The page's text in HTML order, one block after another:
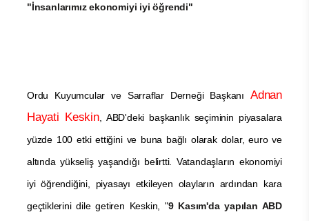
"İnsanlarımız ekonomiyi iyi öğrendi"
Ordu Kuyumcular ve Sarraflar Derneği Başkanı Adnan
Hayati Keskin, ABD'deki başkanlık seçiminin piyasalara
yüzde 100 etki ettiğini ve buna bağlı olarak dolar, euro ve
altında yükseliş yaşandığı belirtti. Vatandaşların ekonomiyi
iyi öğrendiğini, piyasayı etkileyen olayların ardından kara
geçtiklerini dile getiren Keskin, "9 Kasım'da yapılan ABD